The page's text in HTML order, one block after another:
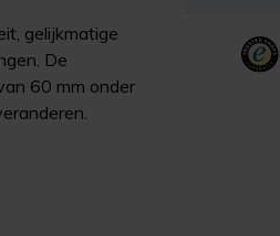
gelijkmatige
De
60 mm onder